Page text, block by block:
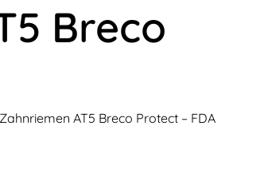
Breco
AT5 Breco Protect – FDA